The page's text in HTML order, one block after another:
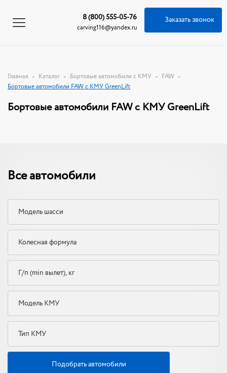
8 (800) 555-05-76
carving116@yandex.ru
Заказать звонок
Главная Каталог Бортовые автомобили с КМУ
FAW
Бортовые автомобили FAW с КМУ GreenLift
Бортовые автомобили FAW с КМУ GreenLift
Все автомобили
Подобрать автомобили